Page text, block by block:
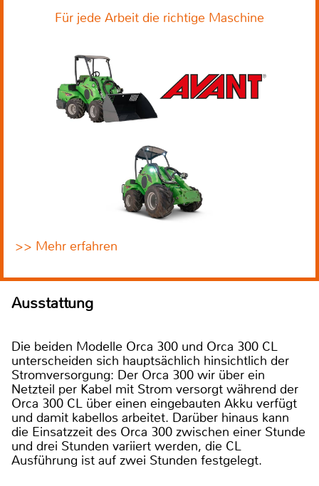
Für jede Arbeit die richtige Maschine
>> Mehr erfahren
Ausstattung
Die beiden Modelle Orca 300 und Orca 300 CL
unterscheiden sich hauptsächlich hinsichtlich der
Stromversorgung: Der Orca 300 wir über ein
Netzteil per Kabel mit Strom versorgt während der
Orca 300 CL über einen eingebauten Akku verfügt
und damit kabellos arbeitet. Darüber hinaus kann
die Einsatzzeit des Orca 300 zwischen einer Stunde
und drei Stunden variiert werden, die CL
Ausführung ist auf zwei Stunden festgelegt.